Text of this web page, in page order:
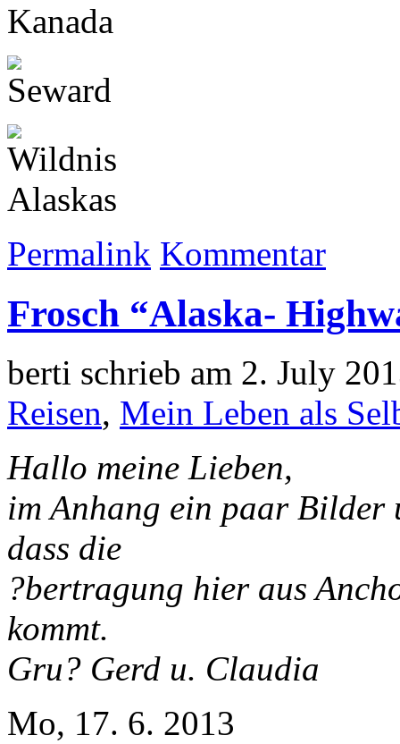
Permalink Kommentar
Frosch “Alaska-
berti schrieb am 2. July
Reisen, Mein Leben als
Hallo meine Lieben,
im Anhang ein paar Bilder
dass die
?bertragung hier aus
kommt.
Gru? Gerd u. Claudia
Mo, 17. 6. 2013